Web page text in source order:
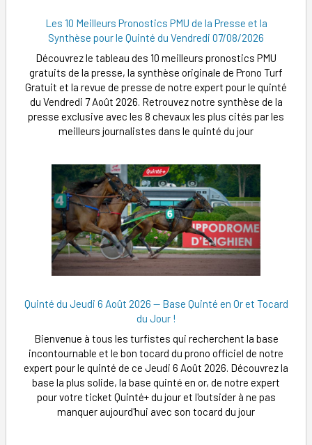
Les 10 Meilleurs Pronostics PMU de la Presse et la
Synthèse pour le Quinté du Vendredi 07/08/2026
Découvrez le tableau des 10 meilleurs pronostics PMU
gratuits de la presse, la synthèse originale de Prono Turf
Gratuit et la revue de presse de notre expert pour le quinté
du Vendredi 7 Août 2026. Retrouvez notre synthèse de la
presse exclusive avec les 8 chevaux les plus cités par les
meilleurs journalistes dans le quinté du jour
Quinté du Jeudi 6 Août 2026 — Base Quinté en Or et Tocard
du Jour !
Bienvenue à tous les turfistes qui recherchent la base
incontournable et le bon tocard du prono officiel de notre
expert pour le quinté de ce Jeudi 6 Août 2026. Découvrez la
base la plus solide, la base quinté en or, de notre expert
pour votre ticket Quinté+ du jour et l'outsider à ne pas
manquer aujourd'hui avec son tocard du jour